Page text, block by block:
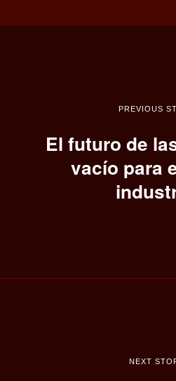
PREVIOUS
El futuro de
vacío para
NEXT